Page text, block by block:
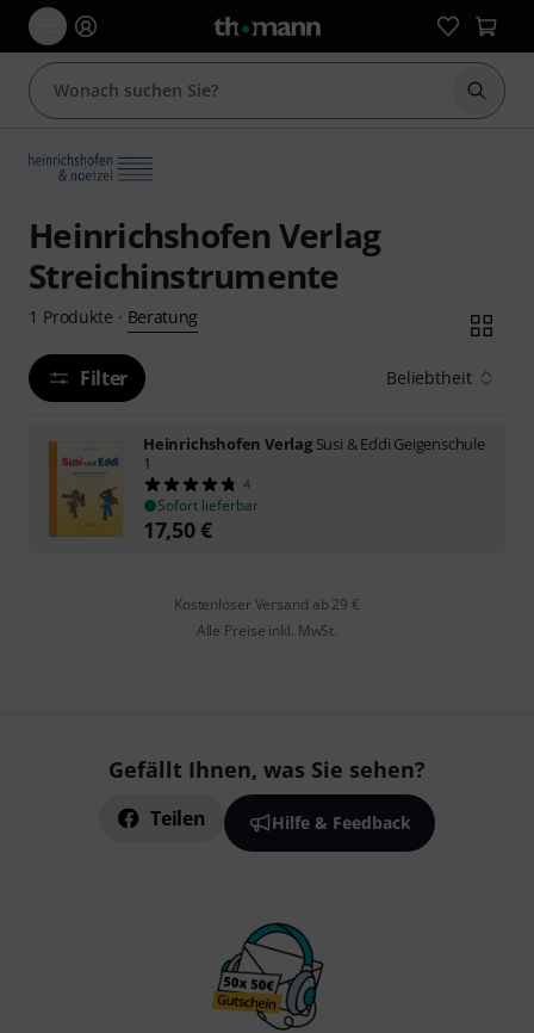
Suche
Heinrichshofen Verlag
Streichinstrumente
1 Produkte · Beratung
Filter Beliebtheit
Heinrichshofen Verlag Susi & Eddi Geigenschule
1
4
Sofort lieferbar
17,50€
Kostenloser Versand ab 29 €
Alle Preise inkl. MwSt.
Gefällt Ihnen, was Sie sehen?
Teilen Hilfe & Feedback